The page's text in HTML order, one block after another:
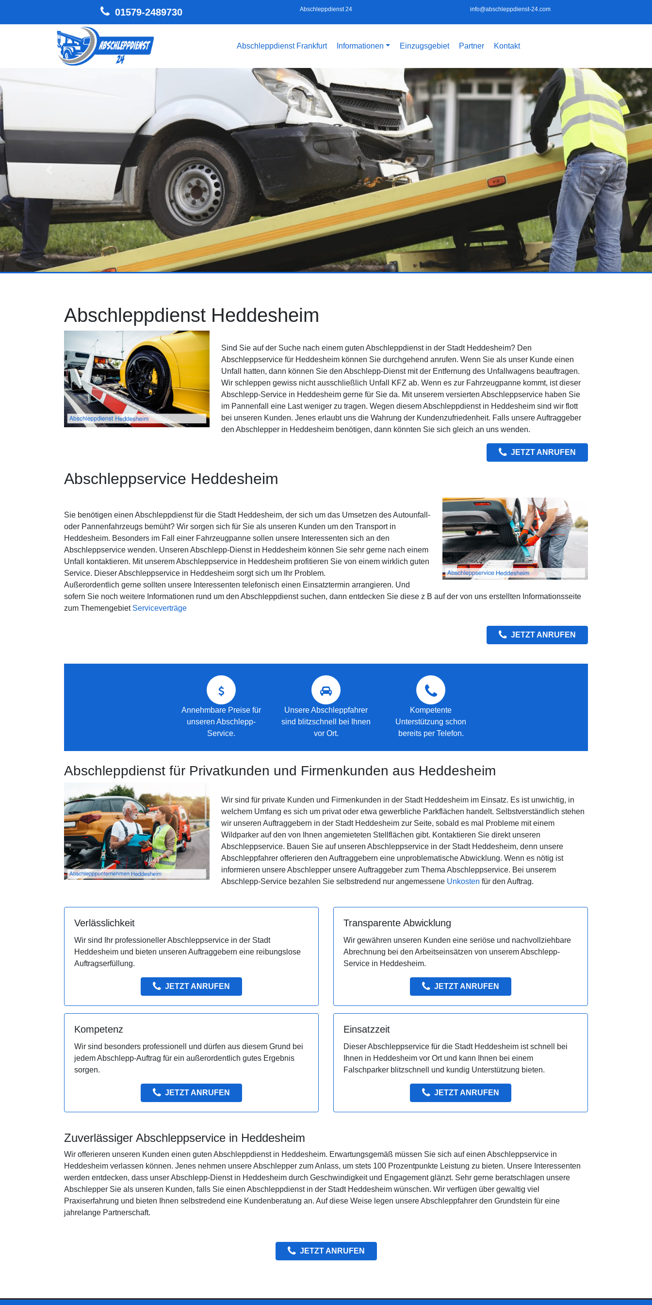
01579-2489730 Abschleppdienst 24 info@abschleppdienst-24.com
Hauptnavigation Abschleppdienst Frankfurt Informationen Einzugsgebiet Partner Kontakt
Zurück Weiter
Abschleppdienst Heddesheim
Sind Sie auf der Suche nach einem guten Abschleppdienst in der Stadt Heddesheim? Den
Abschleppservice für Heddesheim können Sie durchgehend anrufen. Wenn Sie als unser Kunde einen
Unfall hatten, dann können Sie den Abschlepp-Dienst mit der Entfernung des Unfallwagens beauftragen.
Wir schleppen gewiss nicht ausschließlich Unfall KFZ ab. Wenn es zur Fahrzeugpanne kommt, ist dieser
Abschlepp-Service in Heddesheim gerne für Sie da. Mit unserem versierten Abschleppservice haben Sie
im Pannenfall eine Last weniger zu tragen. Wegen diesem Abschleppdienst in Heddesheim sind wir flott
bei unseren Kunden. Jenes erlaubt uns die Wahrung der Kundenzufriedenheit. Falls unsere Auftraggeber
den Abschlepper in Heddesheim benötigen, dann könnten Sie sich gleich an uns wenden.
JETZT ANRUFEN
Abschleppservice Heddesheim
Sie benötigen einen Abschleppdienst für die Stadt Heddesheim, der sich um das Umsetzen des Autounfall-
oder Pannenfahrzeugs bemüht? Wir sorgen sich für Sie als unseren Kunden um den Transport in
Heddesheim. Besonders im Fall einer Fahrzeugpanne sollen unsere Interessenten sich an den
Abschleppservice wenden. Unseren Abschlepp-Dienst in Heddesheim können Sie sehr gerne nach einem
Unfall kontaktieren. Mit unserem Abschleppservice in Heddesheim profitieren Sie von einem wirklich guten
Service. Dieser Abschleppservice in Heddesheim sorgt sich um Ihr Problem.
Außerordentlich gerne sollten unsere Interessenten telefonisch einen Einsatztermin arrangieren. Und
sofern Sie noch weitere Informationen rund um den Abschleppdienst suchen, dann entdecken Sie diese z B auf der von uns erstellten Informationsseite
zum Themengebiet Serviceverträge
JETZT ANRUFEN
Annehmbare Preise für
unseren Abschlepp-
Service.
Unsere Abschleppfahrer
sind blitzschnell bei Ihnen
vor Ort.
Kompetente
Unterstützung schon
bereits per Telefon.
Abschleppdienst für Privatkunden und Firmenkunden aus Heddesheim
Wir sind für private Kunden und Firmenkunden in der Stadt Heddesheim im Einsatz. Es ist unwichtig, in
welchem Umfang es sich um privat oder etwa gewerbliche Parkflächen handelt. Selbstverständlich stehen
wir unseren Auftraggebern in der Stadt Heddesheim zur Seite, sobald es mal Probleme mit einem
Wildparker auf den von Ihnen angemieteten Stellflächen gibt. Kontaktieren Sie direkt unseren
Abschleppservice. Bauen Sie auf unseren Abschleppservice in der Stadt Heddesheim, denn unsere
Abschleppfahrer offerieren den Auftraggebern eine unproblematische Abwicklung. Wenn es nötig ist
informieren unsere Abschlepper unsere Auftraggeber zum Thema Abschleppservice. Bei unserem
Abschlepp-Service bezahlen Sie selbstredend nur angemessene Unkosten für den Auftrag.
Verlässlichkeit
Wir sind Ihr professioneller Abschleppservice in der Stadt
Heddesheim und bieten unseren Auftraggebern eine reibungslose
Auftragserfüllung.
JETZT ANRUFEN
Transparente Abwicklung
Wir gewähren unseren Kunden eine seriöse und nachvollziehbare
Abrechnung bei den Arbeitseinsätzen von unserem Abschlepp-
Service in Heddesheim.
JETZT ANRUFEN
Kompetenz
Wir sind besonders professionell und dürfen aus diesem Grund bei
jedem Abschlepp-Auftrag für ein außerordentlich gutes Ergebnis
sorgen.
JETZT ANRUFEN
Einsatzzeit
Dieser Abschleppservice für die Stadt Heddesheim ist schnell bei
Ihnen in Heddesheim vor Ort und kann Ihnen bei einem
Falschparker blitzschnell und kundig Unterstützung bieten.
JETZT ANRUFEN
Zuverlässiger Abschleppservice in Heddesheim
Wir offerieren unseren Kunden einen guten Abschleppdienst in Heddesheim. Erwartungsgemäß müssen Sie sich auf einen Abschleppservice in
Heddesheim verlassen können. Jenes nehmen unsere Abschlepper zum Anlass, um stets 100 Prozentpunkte Leistung zu bieten. Unsere Interessenten
werden entdecken, dass unser Abschlepp-Dienst in Heddesheim durch Geschwindigkeit und Engagement glänzt. Sehr gerne beratschlagen unsere
Abschlepper Sie als unseren Kunden, falls Sie einen Abschleppdienst in der Stadt Heddesheim wünschen. Wir verfügen über gewaltig viel
Praxiserfahrung und bieten Ihnen selbstredend eine Kundenberatung an. Auf diese Weise legen unsere Abschleppfahrer den Grundstein für eine
jahrelange Partnerschaft.
JETZT ANRUFEN